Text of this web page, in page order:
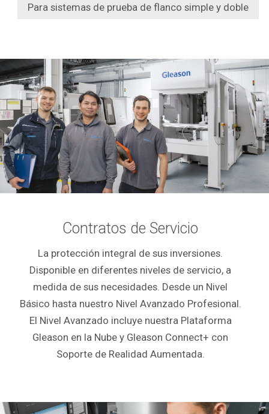
Para sistemas de prueba de flanco simple y doble
Contratos de Servicio
La protección integral de sus inversiones.
Disponible en diferentes niveles de servicio, a
medida de sus necesidades. Desde un Nivel
Básico hasta nuestro Nivel Avanzado Profesional.
El Nivel Avanzado incluye nuestra Plataforma
Gleason en la Nube y Gleason Connect+ con
Soporte de Realidad Aumentada.